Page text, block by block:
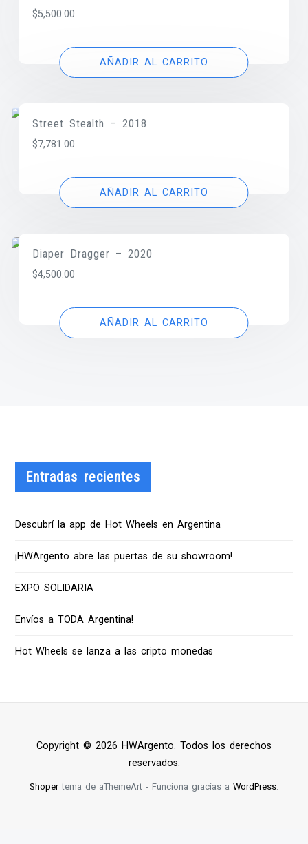
$5,500.00
AÑADIR AL CARRITO
Street Stealth – 2018
$7,781.00
AÑADIR AL CARRITO
Diaper Dragger – 2020
$4,500.00
AÑADIR AL CARRITO
Entradas recientes
Descubrí la app de Hot Wheels en Argentina
¡HWArgento abre las puertas de su showroom!
EXPO SOLIDARIA
Envíos a TODA Argentina!
Hot Wheels se lanza a las cripto monedas
Copyright © 2026 HWArgento. Todos los derechos
reservados.
Shopertema de aThemeArt - Funciona gracias a WordPress